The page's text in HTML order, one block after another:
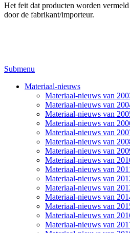
Het feit dat producten worden
door de fabrikant/importeur.
Submenu
Materiaal-nieuws
Materiaal-nieuws van
Materiaal-nieuws van
Materiaal-nieuws van
Materiaal-nieuws van
Materiaal-nieuws van
Materiaal-nieuws van
Materiaal-nieuws van
Materiaal-nieuws van
Materiaal-nieuws van
Materiaal-nieuws van
Materiaal-nieuws van
Materiaal-nieuws van
Materiaal-nieuws van
Materiaal-nieuws van
Materiaal-nieuws van